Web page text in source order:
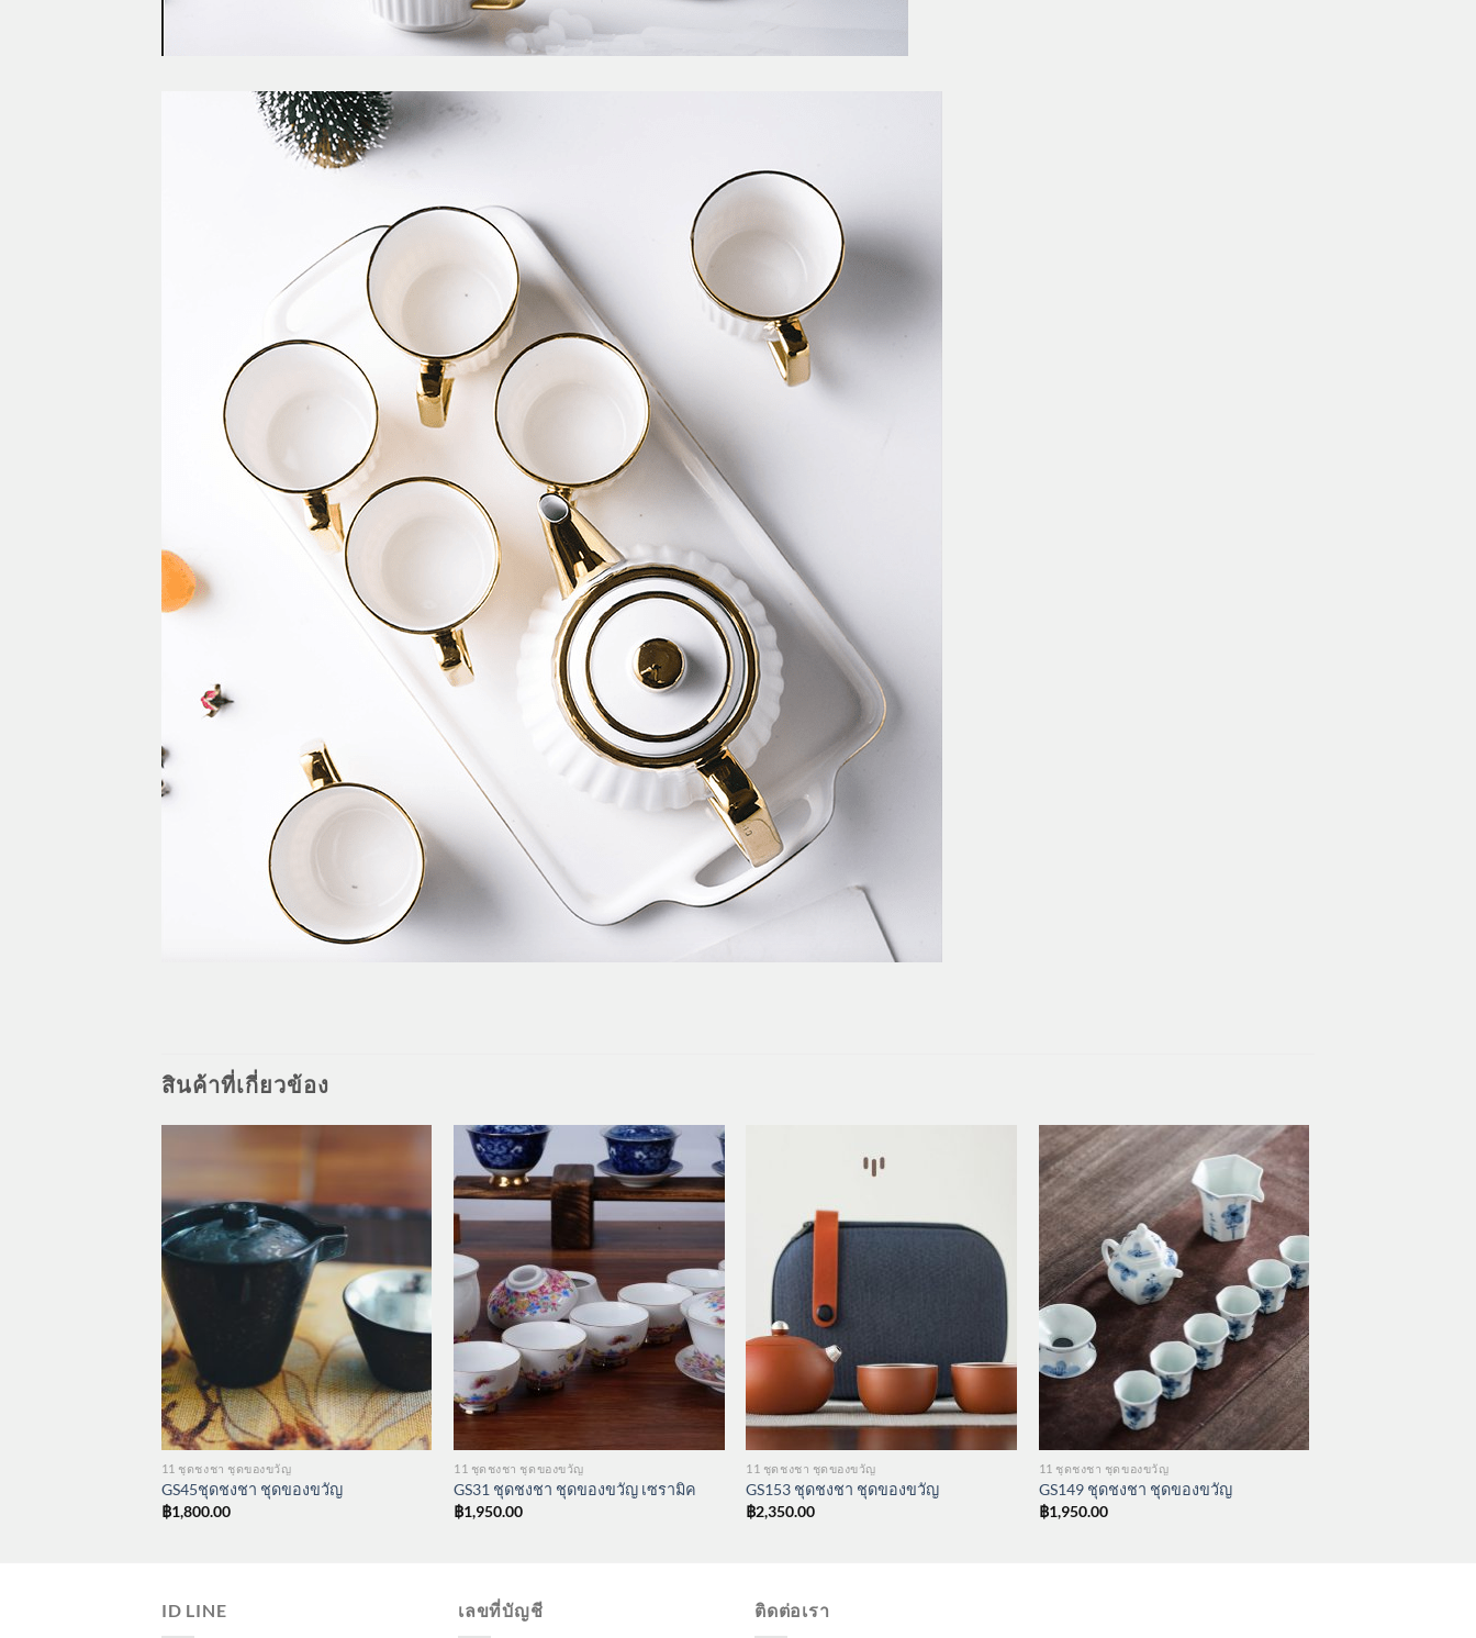
สินค้าที่เกี่ยวข้อง
11 ชุดชงชา ชุดของขวัญ
GS45ชุดชงชา ชุดของขวัญ
฿1,800.00
11 ชุดชงชา ชุดของขวัญ
GS31 ชุดชงชา ชุดของขวัญ เซรามิค
฿1,950.00
11 ชุดชงชา ชุดของขวัญ
GS153 ชุดชงชา ชุดของขวัญ
฿2,350.00
11 ชุดชงชา ชุดของขวัญ
GS149 ชุดชงชา ชุดของขวัญ
฿1,950.00
ID LINE เลขที่บัญชี ติดต่อเรา